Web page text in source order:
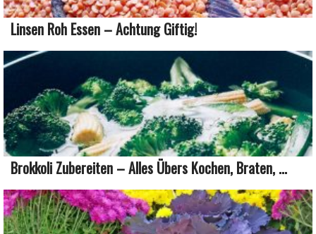
Linsen Roh Essen – Achtung Giftig!
Brokkoli Zubereiten – Alles Übers Kochen, Braten, ...